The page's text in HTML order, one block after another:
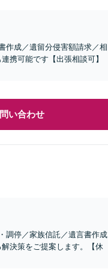
作成／遺留分侵害額請求／相
携可能です【出張相談可】
い合わせ
調停／家族信託／遺言書作成
決策をご提案します。【休